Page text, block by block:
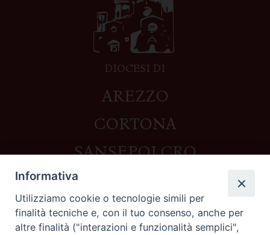
DIOCESI DI
AREZZO
CORTONA
SANSEPOLCRO
Contatti
Piazza del Duomo,1 - 52100 Arezzo
Informativa
Utilizziamo cookie o tecnologie simili per
finalità tecniche e, con il tuo consenso, anche per
altre finalità ("interazioni e funzionalità semplici",